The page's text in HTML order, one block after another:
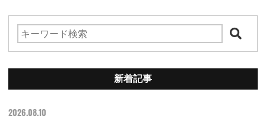
新着記事
2026.08.10